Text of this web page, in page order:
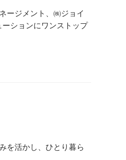
ージメント、㈱ジョイ
ションにワンストップ
を活かし、ひとり暮ら